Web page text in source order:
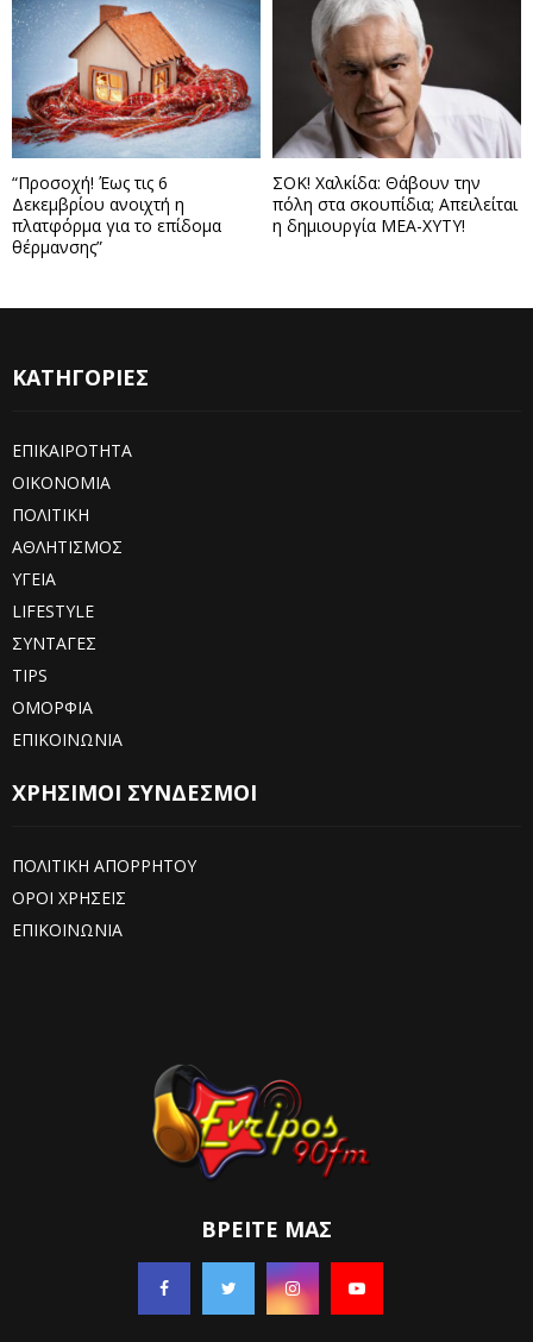
“Προσοχή! Έως τις 6
Δεκεμβρίου ανοιχτή η
πλατφόρμα για το επίδομα
θέρμανσης”
ΣΟΚ! Χαλκίδα: Θάβουν την
πόλη στα σκουπίδια; Απειλείται
η δημιουργία ΜΕΑ-ΧΥΤΥ!
ΚΑΤΗΓΟΡΙΕΣ
ΕΠΙΚΑΙΡΟΤΗΤΑ
ΟΙΚΟΝΟΜΙΑ
ΠΟΛΙΤΙΚΗ
ΑΘΛΗΤΙΣΜΟΣ
ΥΓΕΙΑ
LIFESTYLE
ΣΥΝΤΑΓΕΣ
TIPS
ΟΜΟΡΦΙΑ
ΕΠΙΚΟΙΝΩΝΙΑ
ΧΡΗΣΙΜΟΙ ΣΥΝΔΕΣΜΟΙ
ΠΟΛΙΤΙΚΗ ΑΠΟΡΡΗΤΟΥ
ΟΡΟΙ ΧΡΗΣΕΙΣ
ΕΠΙΚΟΙΝΩΝΙΑ
ΒΡΕΊΤΕ ΜΑΣ